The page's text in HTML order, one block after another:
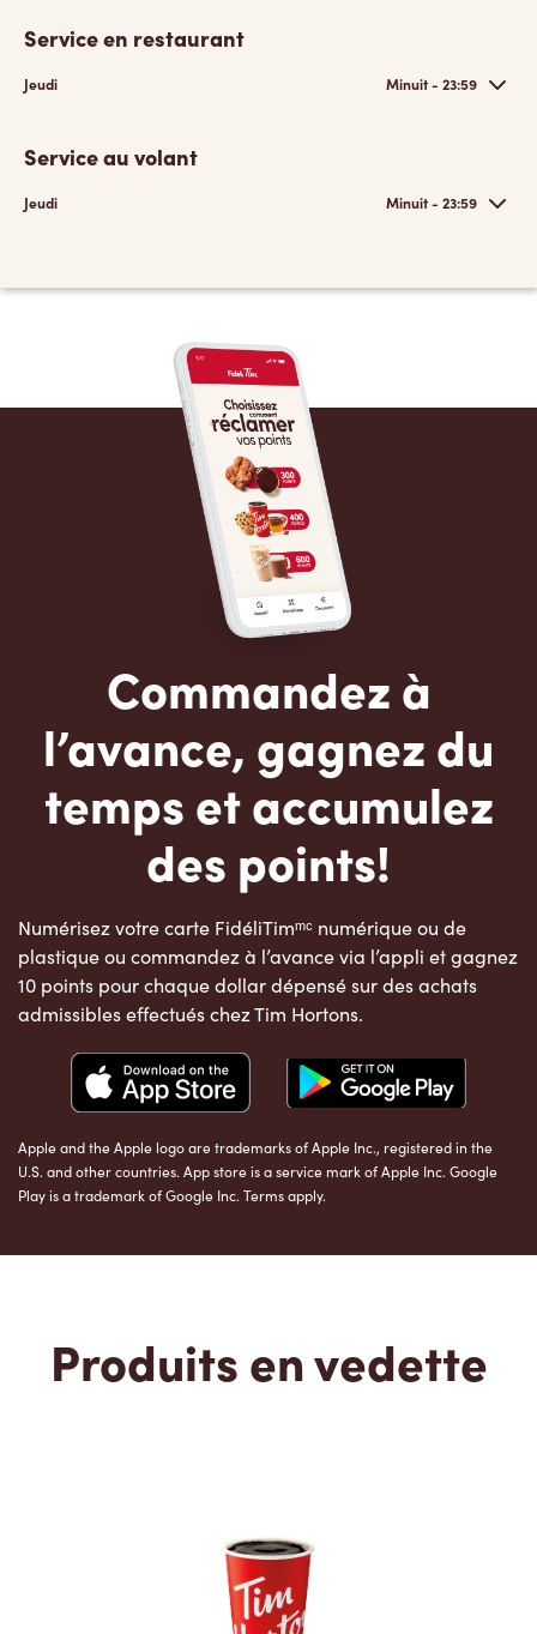
Service en restaurant
Jeudi Minuit - 23:59
Service au volant
Jeudi Minuit - 23:59
Commandez à
l’avance, gagnez du
temps et accumulez
des points!
Numérisez votre carte FidéliTimᵐᶜ numérique ou de
plastique ou commandez à l’avance via l’appli et gagnez
10 points pour chaque dollar dépensé sur des achats
admissibles effectués chez Tim Hortons.
Apple and the Apple logo are trademarks of Apple Inc., registered in the
U.S. and other countries. App store is a service mark of Apple Inc. Google
Play is a trademark of Google Inc. Terms apply.
Produits en vedette